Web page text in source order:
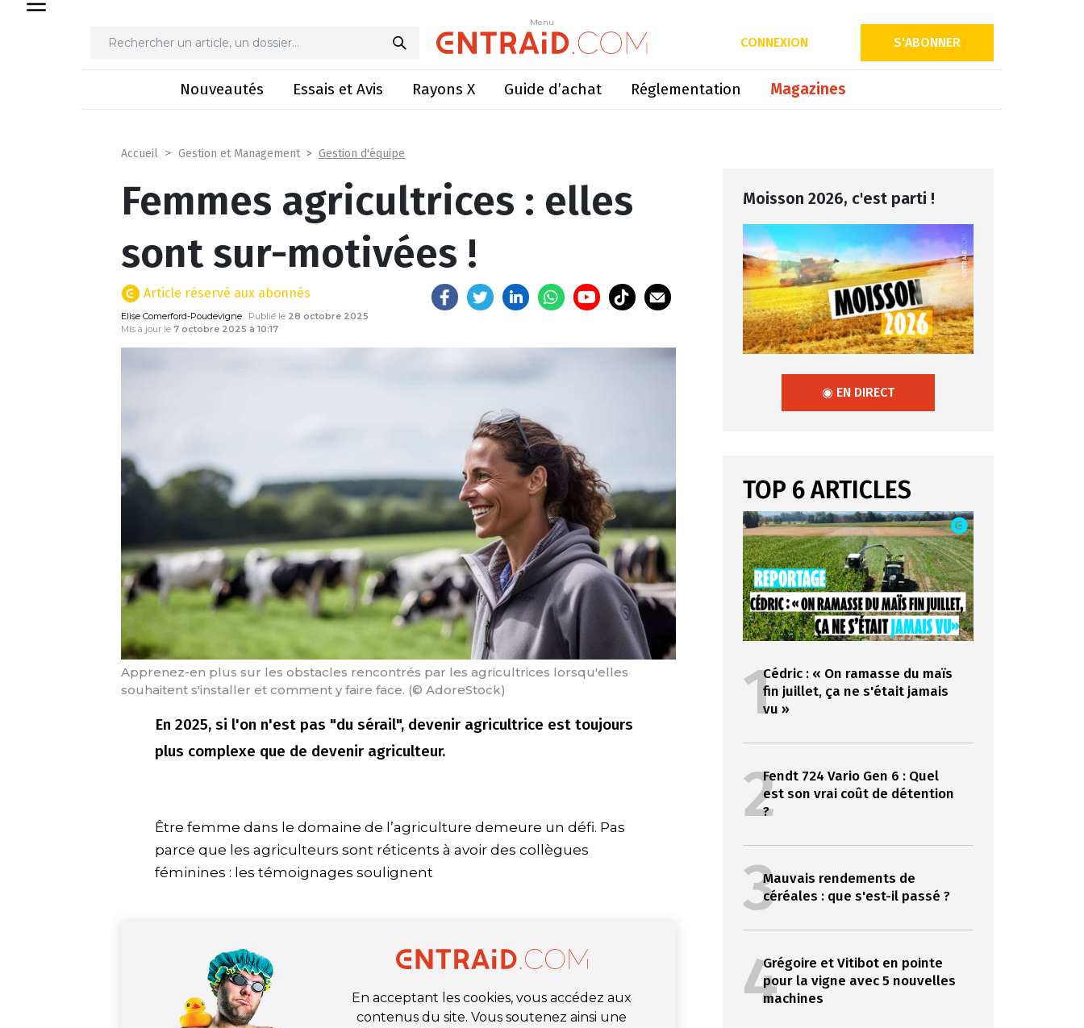
Menu
CONNEXION S'ABONNER
Nouveautés Essais et Avis Rayons X Guide d’achat Réglementation Magazines
Menu
Femmes agricultrices : elles sont sur-motivées !
Accueil Gestion et Management Gestion d'équipe
Femmes agricultrices : elles
sont sur-motivées !
Article réservé aux abonnés
Elise Comerford-Poudevigne Publié le 28 octobre 2025
Mis à jour le 7 octobre 2025 à 10:17
Apprenez-en plus sur les obstacles rencontrés par les agricultrices lorsqu'elles
souhaitent s'installer et comment y faire face. (© AdoreStock)
En 2025, si l'on n'est pas "du sérail", devenir agricultrice est toujours
plus complexe que de devenir agriculteur.
Être femme dans le domaine de l’agriculture demeure un défi. Pas
parce que les agriculteurs sont réticents à avoir des collègues
féminines : les témoignages soulignent
En acceptant les cookies, vous accédez aux
contenus du site. Vous soutenez ainsi une
Moisson 2026, c'est parti !
◉ EN DIRECT
TOP 6 ARTICLES
1Cédric : « On ramasse du maïs
fin juillet, ça ne s'était jamais
vu »
2Fendt 724 Vario Gen 6 : Quel
est son vrai coût de détention
?
3Mauvais rendements de
céréales : que s'est-il passé ?
4Grégoire et Vitibot en pointe
pour la vigne avec 5 nouvelles
machines